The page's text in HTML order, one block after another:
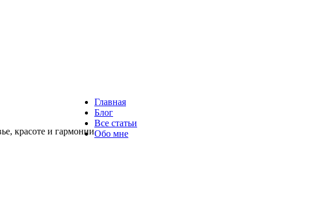
красоте и гармонии
Главная
Блог
Все статьи
Обо мне